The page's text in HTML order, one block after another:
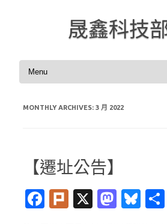
晟鑫科技
Skip to content
MONTHLY ARCHIVES: 3 月 2022
【遷址公告】
Fa
Pl
X
M
Bl